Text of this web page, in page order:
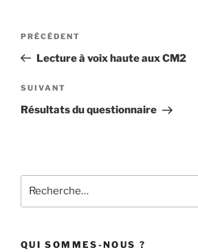
Navigation
l’article
Article
précédent
PRÉCÉDENT
Lecture à voix haute aux CM2
Article
suivant
SUIVANT
Résultats du questionnaire
pour
QUI SOMMES-NOUS ?